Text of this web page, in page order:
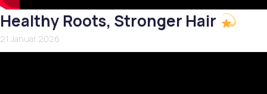
Healthy Roots, Stronger Hair
21 Januar 2026